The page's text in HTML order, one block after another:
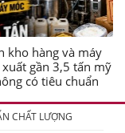
kho hàng và máy
gần 3,5 tấn mỹ
có tiêu chuẩn
CHẤT LƯỢNG